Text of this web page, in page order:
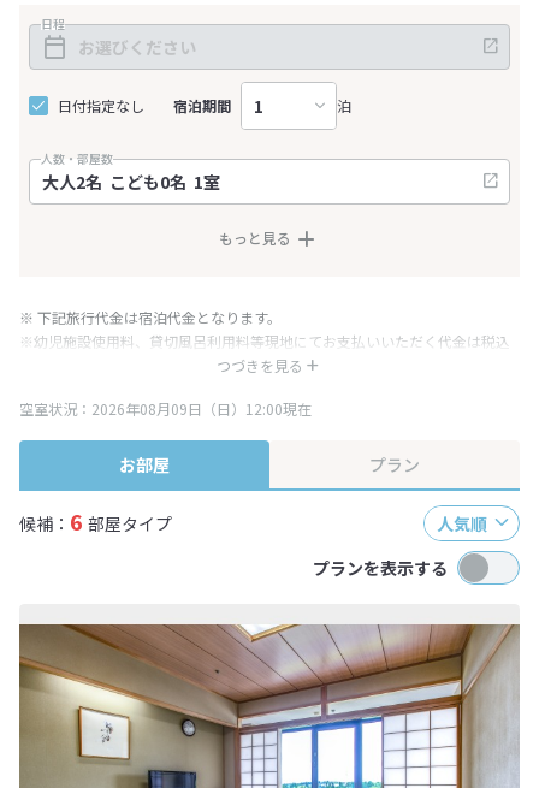
日程
日付指定なし 宿泊期間 泊
人数・部屋数
もっと見る
つづきを見る
※ 下記旅行代金は宿泊代金となります。
※幼児施設使用料、貸切風呂利用料等現地にてお支払いいただく代金は税込
み表記となりますが、消費税増税に伴い代金が一部変更となる場合がござい
※表示されている旅行代金・プラン内容は一定時間ごとに更新されます。最
終確認画面でご確認ください。
空室状況：2026年08月09日（日）12:00現在
お部屋 プラン
候補： 6 部屋タイプ
人気順
プランを表示する